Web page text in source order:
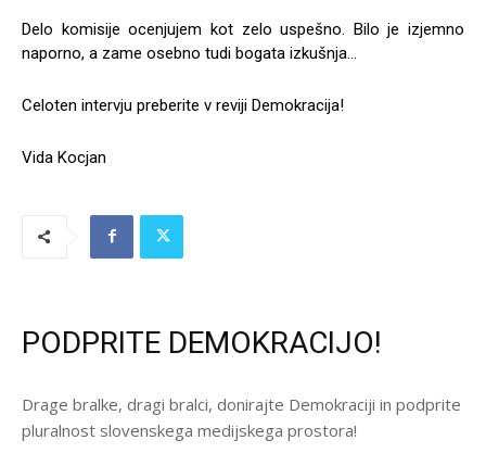
Delo komisije ocenjujem kot zelo uspešno. Bilo je izjemno
naporno, a zame osebno tudi bogata izkušnja…
Celoten intervju preberite v reviji Demokracija!
Vida Kocjan
PODPRITE DEMOKRACIJO!
Drage bralke, dragi bralci, donirajte Demokraciji in podprite
pluralnost slovenskega medijskega prostora!